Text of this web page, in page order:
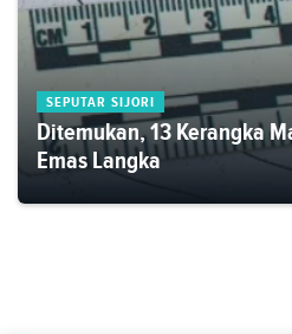
SEPUTAR SIJORI
Ditemukan, 13 Kerangka
Emas Langka